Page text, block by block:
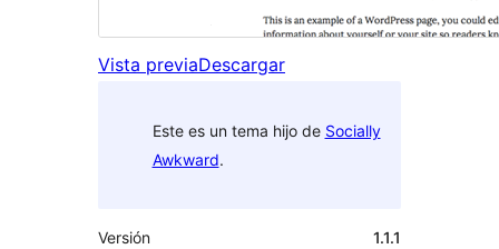
Vista previaDescargar
Este es un tema hijo de Socially
Awkward.
Versión
1.1.1